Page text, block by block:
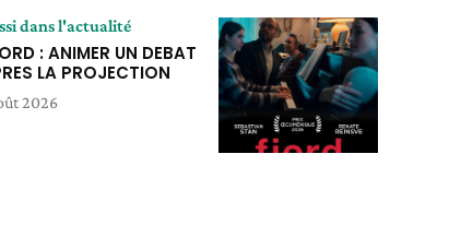
dans l'actualité
: ANIMER UN DEBAT
LA PROJECTION
2026